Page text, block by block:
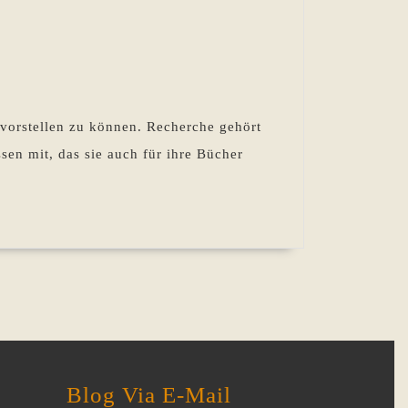
zu können. Recherche gehört
mit, das sie auch für ihre Bücher
Blog Via E-Mail